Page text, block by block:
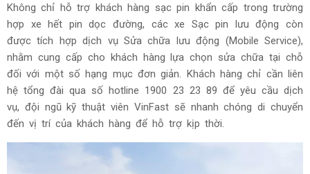
Không chỉ hỗ trợ khách hàng sạc pin khẩn cấp trong trường
hợp xe hết pin dọc đường, các xe Sạc pin lưu động còn
được tích hợp dịch vụ Sửa chữa lưu động (Mobile Service),
nhằm cung cấp cho khách hàng lựa chọn sửa chữa tại chỗ
đối với một số hạng mục đơn giản. Khách hàng chỉ cần liên
hệ tổng đài qua số hotline 1900 23 23 89 để yêu cầu dịch
vụ, đội ngũ kỹ thuật viên VinFast sẽ nhanh chóng di chuyển
đến vị trí của khách hàng để hỗ trợ kịp thời.